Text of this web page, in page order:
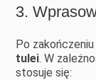
3.
Po
tulei. W
stosuje się: